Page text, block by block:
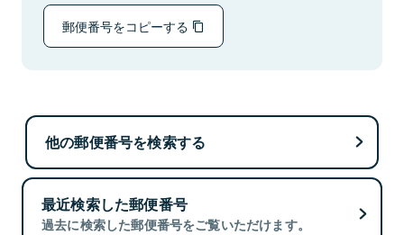
郵便番号をコピーする
他の郵便番号を検索する
最近検索した郵便番号
過去に検索した郵便番号をご覧いただけます。